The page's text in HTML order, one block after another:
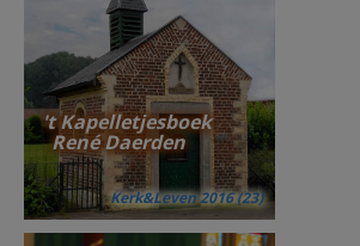
't Kapelletjesboek
René Daerden
Kerk&Leven 2016 (23)